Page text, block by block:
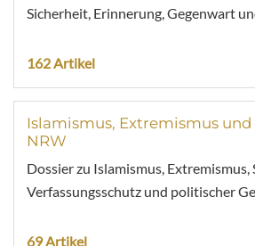
Sicherheit, Erinnerung, Gegenwart
162 Artikel
Islamismus, Extremismus
NRW
Dossier zu Islamismus, Extremismus,
Verfassungsschutz und politischer
69 Artikel